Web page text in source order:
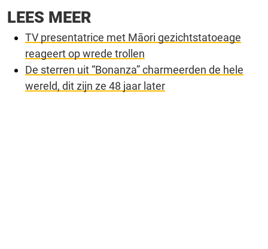
LEES MEER
TV presentatrice met Māori gezichtstatoeage
reageert op wrede trollen
De sterren uit “Bonanza” charmeerden de hele
wereld, dit zijn ze 48 jaar later